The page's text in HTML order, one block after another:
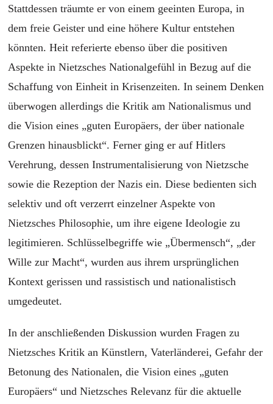
Stattdessen träumte er von einem geeinten Europa, in
dem freie Geister und eine höhere Kultur entstehen
könnten. Heit referierte ebenso über die positiven
Aspekte in Nietzsches Nationalgefühl in Bezug auf die
Schaffung von Einheit in Krisenzeiten. In seinem Denken
überwogen allerdings die Kritik am Nationalismus und
die Vision eines „guten Europäers, der über nationale
Grenzen hinausblickt“. Ferner ging er auf Hitlers
Verehrung, dessen Instrumentalisierung von Nietzsche
sowie die Rezeption der Nazis ein. Diese bedienten sich
selektiv und oft verzerrt einzelner Aspekte von
Nietzsches Philosophie, um ihre eigene Ideologie zu
legitimieren. Schlüsselbegriffe wie „Übermensch“, „der
Wille zur Macht“, wurden aus ihrem ursprünglichen
Kontext gerissen und rassistisch und nationalistisch
umgedeutet.
In der anschließenden Diskussion wurden Fragen zu
Nietzsches Kritik an Künstlern, Vaterländerei, Gefahr der
Betonung des Nationalen, die Vision eines „guten
Europäers“ und Nietzsches Relevanz für die aktuelle